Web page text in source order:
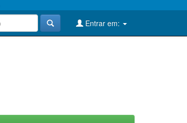
Entrar em: